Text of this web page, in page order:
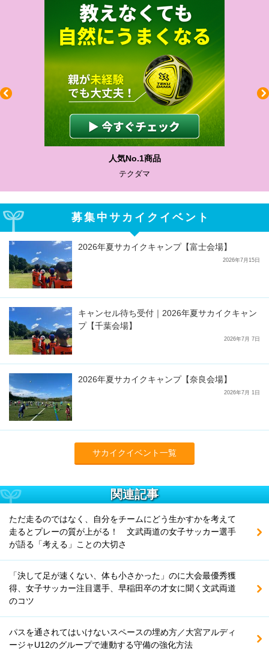
人気No.1商品
テクダマ
募集中サカイクイベント
2026年夏サカイクキャンプ【富士会場】
2026年7月15日
キャンセル待ち受付｜2026年夏サカイクキャン
プ【千葉会場】
2026年7月 7日
2026年夏サカイクキャンプ【奈良会場】
2026年7月 1日
サカイクイベント一覧
関連記事
ただ走るのではなく、自分をチームにどう生かすかを考えて
走るとプレーの質が上がる！ 文武両道の女子サッカー選手
が語る「考える」ことの大切さ
「決して足が速くない、体も小さかった」のに大会最優秀獲
得、女子サッカー注目選手、早稲田卒の才女に聞く文武両道
のコツ
パスを通されてはいけないスペースの埋め方／大宮アルディ
ージャU12のグループで連動する守備の強化方法